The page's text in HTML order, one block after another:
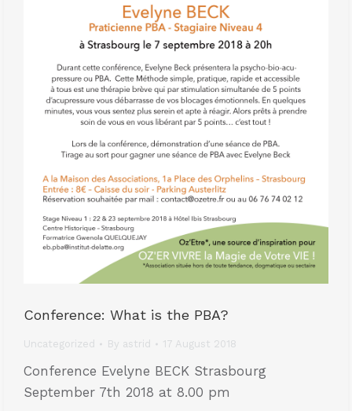
Conference: What is the PBA?
Uncategorized By astrid 17 August 2018
Conference Evelyne BECK Strasbourg
September 7th 2018 at 8.00 pm